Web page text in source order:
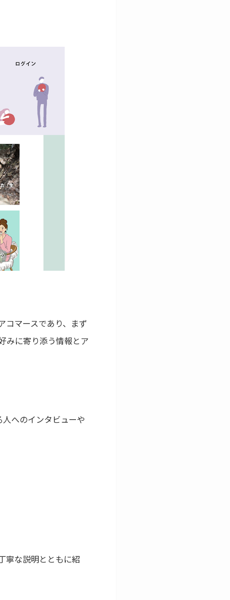
コマースであり、まず
みに寄り添う情報とア
へのインタビューや
寧な説明とともに紹